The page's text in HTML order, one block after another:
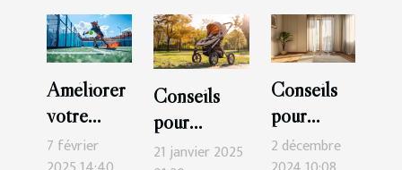
Améliorer
votre
technique
7 février
Conseils
pour
maintenir et
21 janvier 2025
Conseils
pour
intégrer
2 décembre